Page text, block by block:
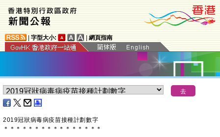
字型大小: 網頁指南
2019冠狀病毒病疫苗接種計劃數字
＊ ＊ ＊ ＊ ＊ ＊ ＊ ＊ ＊ ＊ ＊ ＊ ＊ ＊ ＊ ＊